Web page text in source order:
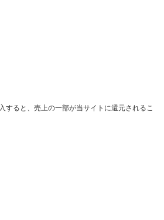
すると、売上の一部が当サイトに還元されるこ